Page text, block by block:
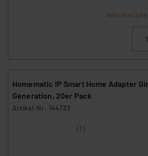
Homematic IP Smart Home Adapter
Generation, 20er Pack
Artikel-Nr. 144733
(1)